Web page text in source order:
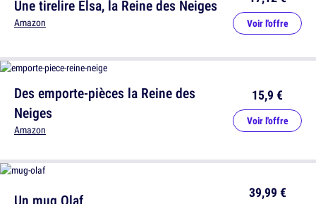
Une tirelire Elsa, la Reine des Neiges
Amazon Voir l'offre
39,99 €
Des emporte-pièces la Reine des
Neiges
Amazon
15,9 €
Voir l'offre